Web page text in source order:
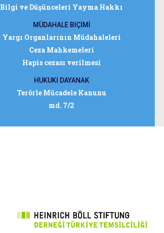
Bilgi ve Düşünceleri Yayma Hakkı
MÜDAHALE BİÇİMİ
Yargı Organlarının Müdahaleleri
Ceza Mahkemeleri
Hapis cezası verilmesi
HUKUKİ DAYANAK
Terörle Mücadele Kanunu
md. 7/2